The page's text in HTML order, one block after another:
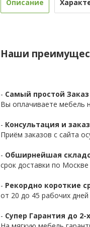
Описание
Наши
- Самый простой
Вы оплачиваете мебель
- Консультация и
Приём заказов с сайта
- Обширнейшая
срок доставки по
- Рекордно короткие
от 20 до 45 рабочих дней
- Супер Гарантия до 2-